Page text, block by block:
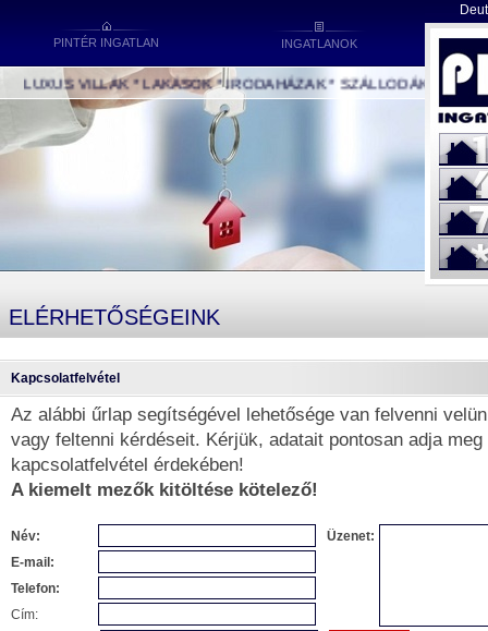
PINTÉR INGATLAN INGATLANOK
LUXUS VILLÁK * LAKÁSOK * IRODAHÁZAK * SZÁLLODÁK * IPARI
ELÉRHETŐSÉGEINK
Kapcsolatfelvétel
Az alábbi űrlap segítségével lehetősége van felvenni
vagy feltenni kérdéseit. Kérjük, adatait pontosan adja
kapcsolatfelvétel érdekében!
A kiemelt mezők kitöltése kötelező!
Név:
E-mail:
Telefon:
Cím:
Üzenet: